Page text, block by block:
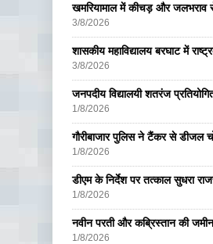
खमरियामाल में कीचड़ और जलभराव
3/8/2026
शासकीय महाविद्यालय बरघाट में
3/8/2026
जनपदीय विद्यालयी शतरंज
1/8/2026
गौरीबाजार पुलिस ने टैंकर से डीजल
1/8/2026
डीएम के निर्देश पर तत्काल सुधरा
1/8/2026
नवीन परती और कब्रिस्तान की
1/8/2026